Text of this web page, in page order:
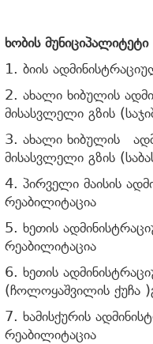
ხობის მუნიციპალიტეტი
1. ბიის
2. ახალი ხიბულის
მისასვლელი გზის
3. ახალი ხიბულის
მისასვლელი გზის
4. პირველი მაისის
რეაბილიტაცია
5. ხეთის
რეაბილიტაცია
6. ხეთის
(ჩოლოყაშვილის ქუჩა
7. ხამისქურის
რეაბილიტაცია